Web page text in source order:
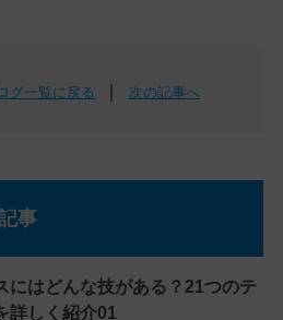
グ一覧に戻る 次の記事へ
事
にはどんな技がある？21つのテ
詳しく紹介01